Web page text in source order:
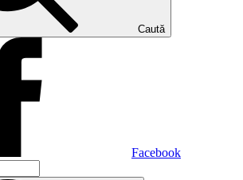
Caută
Facebook